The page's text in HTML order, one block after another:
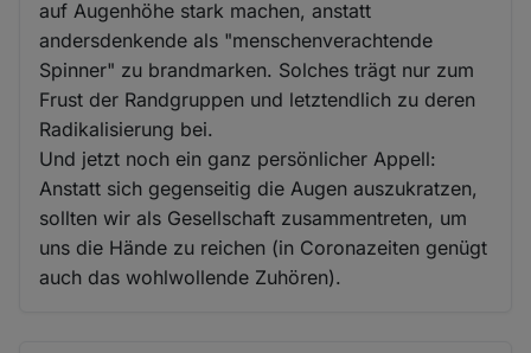
auf Augenhöhe stark machen, anstatt
andersdenkende als "menschenverachtende
Spinner" zu brandmarken. Solches trägt nur zum
Frust der Randgruppen und letztendlich zu deren
Radikalisierung bei.
Und jetzt noch ein ganz persönlicher Appell:
Anstatt sich gegenseitig die Augen auszukratzen,
sollten wir als Gesellschaft zusammentreten, um
uns die Hände zu reichen (in Coronazeiten genügt
auch das wohlwollende Zuhören).